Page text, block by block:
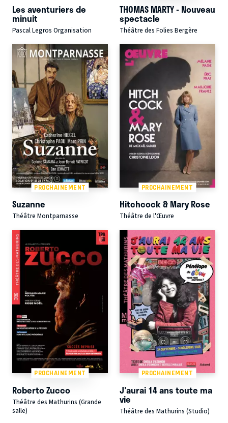
Les aventuriers de
minuit
Pascal Legros Organisation
THOMAS MARTY - Nouveau
spectacle
Théâtre des Folies Bergère
PROCHAINEMENT
Suzanne
Théâtre Montparnasse
PROCHAINEMENT
Hitchcock & Mary Rose
Théâtre de l'Œuvre
PROCHAINEMENT
Roberto Zucco
Théâtre des Mathurins (Grande
salle)
PROCHAINEMENT
J'aurai 14 ans toute ma
vie
Théâtre des Mathurins (Studio)